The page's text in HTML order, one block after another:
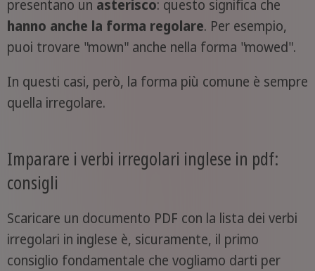
presentano un asterisco: questo significa che
hanno anche la forma regolare. Per esempio,
puoi trovare "mown" anche nella forma "mowed".
In questi casi, però, la forma più comune è sempre
quella irregolare.
Imparare i verbi irregolari inglese in pdf:
consigli
Scaricare un documento PDF con la lista dei verbi
irregolari in inglese è, sicuramente, il primo
consiglio fondamentale che vogliamo darti per